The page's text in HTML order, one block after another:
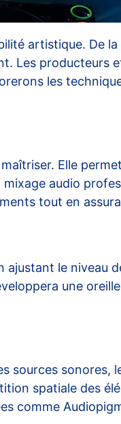
artistique. De la
Les producteurs
les
Elle
audio
tout en
le niveau
une
sonores,
spatiale des
comme